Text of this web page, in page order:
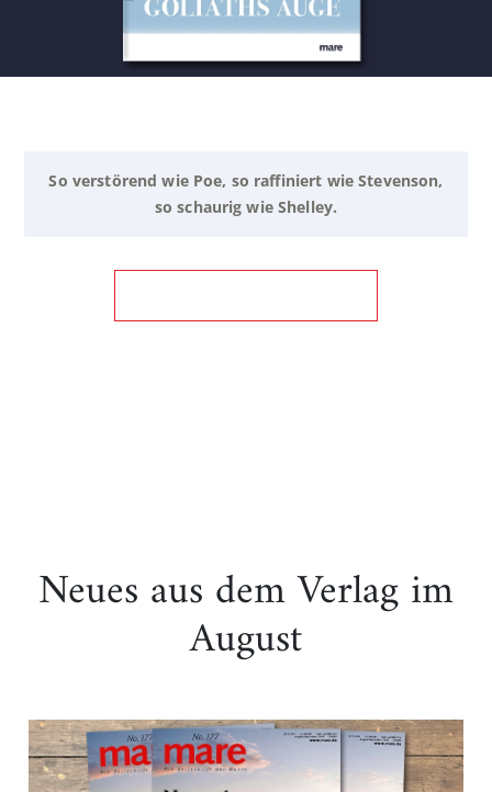
So verstörend wie Poe, so raffiniert wie Stevenson,
so schaurig wie Shelley.
Neues aus dem Verlag im
August